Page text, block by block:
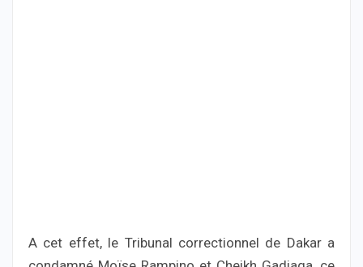
A cet effet, le Tribunal correctionnel de Dakar a